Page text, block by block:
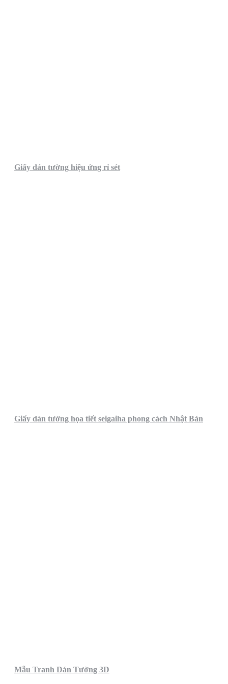
Giấy dán tường hiệu ứng rỉ sét
Giấy dán tường họa tiết seigaiha phong cách Nhật Bản
Mẫu Tranh Dán Tường 3D